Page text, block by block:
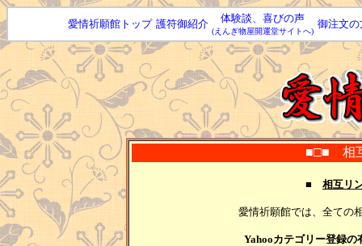
愛情祈願館トップ 護符御紹介 体験談、喜びの声
(えんぎ物屋開運堂サイトへ)
御注文の
■□■ 相
■ 相互リ
愛情祈願館では、全ての
Yahooカテゴリー登録の